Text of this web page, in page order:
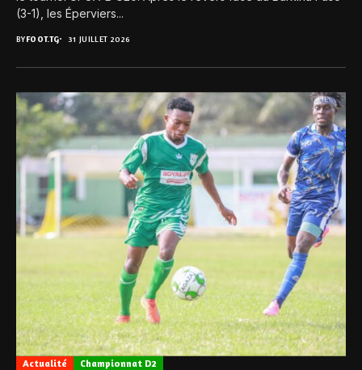
(3-1), les Éperviers...
BYFOOT.TG 31 JUILLET 2026
Actualité Championnat D2